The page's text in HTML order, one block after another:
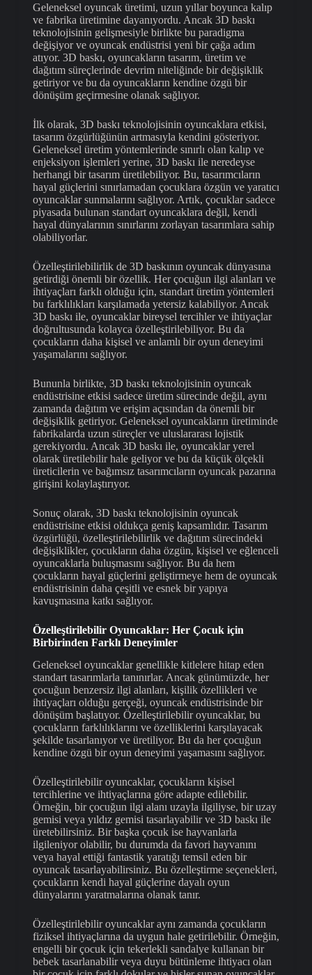
Geleneksel oyuncak üretimi, uzun yıllar boyunca kalıp
ve fabrika üretimine dayanıyordu. Ancak 3D baskı
teknolojisinin gelişmesiyle birlikte bu paradigma
değişiyor ve oyuncak endüstrisi yeni bir çağa adım
atıyor. 3D baskı, oyuncakların tasarım, üretim ve
dağıtım süreçlerinde devrim niteliğinde bir değişiklik
getiriyor ve bu da oyuncakların kendine özgü bir
dönüşüm geçirmesine olanak sağlıyor.
İlk olarak, 3D baskı teknolojisinin oyuncaklara etkisi,
tasarım özgürlüğünün artmasıyla kendini gösteriyor.
Geleneksel üretim yöntemlerinde sınırlı olan kalıp ve
enjeksiyon işlemleri yerine, 3D baskı ile neredeyse
herhangi bir tasarım üretilebiliyor. Bu, tasarımcıların
hayal güçlerini sınırlamadan çocuklara özgün ve yaratıcı
oyuncaklar sunmalarını sağlıyor. Artık, çocuklar sadece
piyasada bulunan standart oyuncaklara değil, kendi
hayal dünyalarının sınırlarını zorlayan tasarımlara sahip
olabiliyorlar.
Özelleştirilebilirlik de 3D baskının oyuncak dünyasına
getirdiği önemli bir özellik. Her çocuğun ilgi alanları ve
ihtiyaçları farklı olduğu için, standart üretim yöntemleri
bu farklılıkları karşılamada yetersiz kalabiliyor. Ancak
3D baskı ile, oyuncaklar bireysel tercihler ve ihtiyaçlar
doğrultusunda kolayca özelleştirilebiliyor. Bu da
çocukların daha kişisel ve anlamlı bir oyun deneyimi
yaşamalarını sağlıyor.
Bununla birlikte, 3D baskı teknolojisinin oyuncak
endüstrisine etkisi sadece üretim sürecinde değil, aynı
zamanda dağıtım ve erişim açısından da önemli bir
değişiklik getiriyor. Geleneksel oyuncakların üretiminde
fabrikalarda uzun süreçler ve uluslararası lojistik
gerekiyordu. Ancak 3D baskı ile, oyuncaklar yerel
olarak üretilebilir hale geliyor ve bu da küçük ölçekli
üreticilerin ve bağımsız tasarımcıların oyuncak pazarına
girişini kolaylaştırıyor.
Sonuç olarak, 3D baskı teknolojisinin oyuncak
endüstrisine etkisi oldukça geniş kapsamlıdır. Tasarım
özgürlüğü, özelleştirilebilirlik ve dağıtım sürecindeki
değişiklikler, çocukların daha özgün, kişisel ve eğlenceli
oyuncaklarla buluşmasını sağlıyor. Bu da hem
çocukların hayal güçlerini geliştirmeye hem de oyuncak
endüstrisinin daha çeşitli ve esnek bir yapıya
kavuşmasına katkı sağlıyor.
Özelleştirilebilir Oyuncaklar: Her Çocuk için
Birbirinden Farklı Deneyimler
Geleneksel oyuncaklar genellikle kitlelere hitap eden
standart tasarımlarla tanınırlar. Ancak günümüzde, her
çocuğun benzersiz ilgi alanları, kişilik özellikleri ve
ihtiyaçları olduğu gerçeği, oyuncak endüstrisinde bir
dönüşüm başlatıyor. Özelleştirilebilir oyuncaklar, bu
çocukların farklılıklarını ve özelliklerini karşılayacak
şekilde tasarlanıyor ve üretiliyor. Bu da her çocuğun
kendine özgü bir oyun deneyimi yaşamasını sağlıyor.
Özelleştirilebilir oyuncaklar, çocukların kişisel
tercihlerine ve ihtiyaçlarına göre adapte edilebilir.
Örneğin, bir çocuğun ilgi alanı uzayla ilgiliyse, bir uzay
gemisi veya yıldız gemisi tasarlayabilir ve 3D baskı ile
üretebilirsiniz. Bir başka çocuk ise hayvanlarla
ilgileniyor olabilir, bu durumda da favori hayvanını
veya hayal ettiği fantastik yaratığı temsil eden bir
oyuncak tasarlayabilirsiniz. Bu özelleştirme seçenekleri,
çocukların kendi hayal güçlerine dayalı oyun
dünyalarını yaratmalarına olanak tanır.
Özelleştirilebilir oyuncaklar aynı zamanda çocukların
fiziksel ihtiyaçlarına da uygun hale getirilebilir. Örneğin,
engelli bir çocuk için tekerlekli sandalye kullanan bir
bebek tasarlanabilir veya duyu bütünleme ihtiyacı olan